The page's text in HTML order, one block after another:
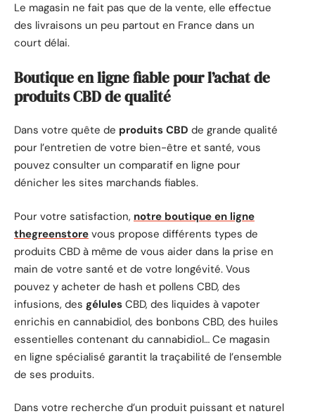
Le magasin ne fait pas que de la vente, elle effectue
des livraisons un peu partout en France dans un
court délai.
Boutique en ligne fiable pour l’achat de
produits CBD de qualité
Dans votre quête de produits CBD de grande qualité
pour l’entretien de votre bien-être et santé, vous
pouvez consulter un comparatif en ligne pour
dénicher les sites marchands fiables.
Pour votre satisfaction, notre boutique en ligne
thegreenstore vous propose différents types de
produits CBD à même de vous aider dans la prise en
main de votre santé et de votre longévité. Vous
pouvez y acheter de hash et pollens CBD, des
infusions, des gélules CBD, des liquides à vapoter
enrichis en cannabidiol, des bonbons CBD, des huiles
essentielles contenant du cannabidiol… Ce magasin
en ligne spécialisé garantit la traçabilité de l’ensemble
de ses produits.
Dans votre recherche d’un produit puissant et naturel